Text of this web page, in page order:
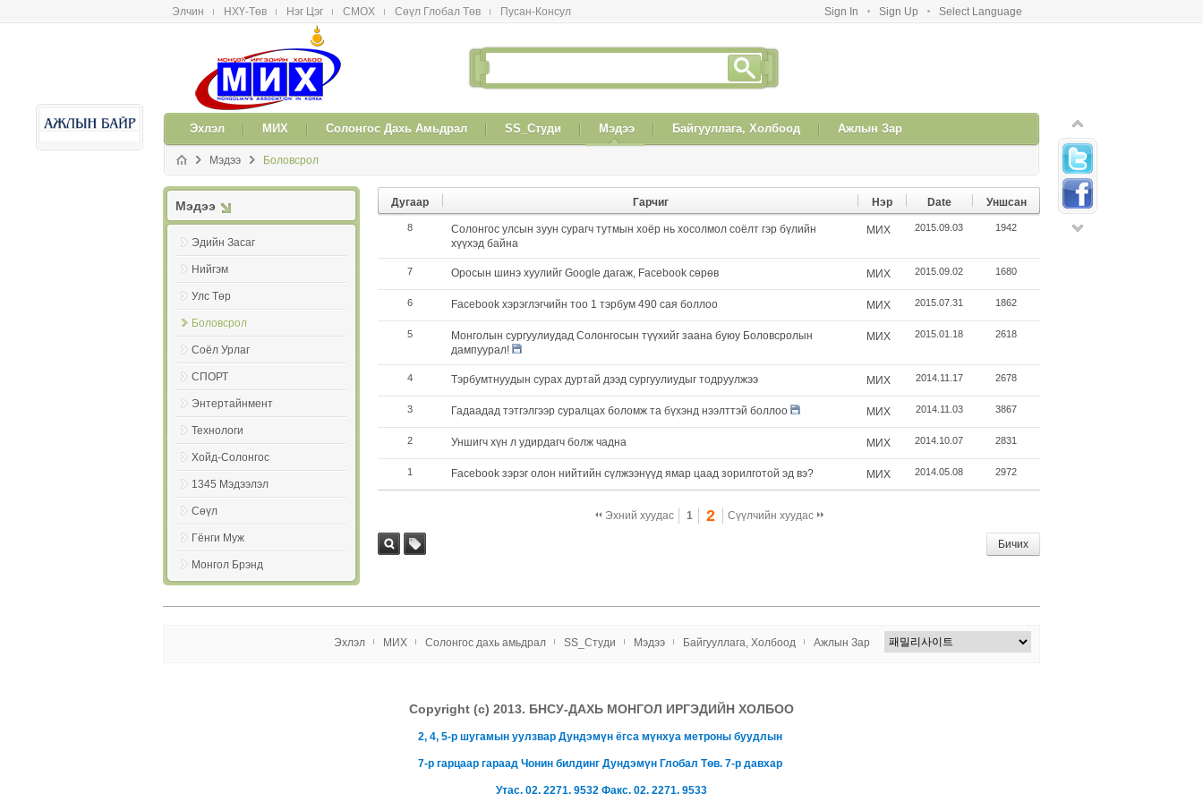
Элчин НХҮ-Төв Нэг Цэг СМОX Сөүл Глобал Төв Пусан-Консул Sign In Sign Up Select Language
Эxлэл МИX Солонгос Даxь Амьдрал SS_Студи Мэдээ Байгууллага, Холбоод Ажлын Зар
Мэдээ Боловсрол
Мэдээ
Эдийн Засаг
Нийгэм
Улс Төр
Боловсрол
Соёл Урлаг
СПОРТ
Энтертайнмент
Технологи
Хойд-Солонгос
1345 Мэдээлэл
Сөүл
Гёнги Муж
Монгол Брэнд
Дугаар Гарчиг Нэр Date Уншсан
8
Солонгос улсын зуун сурагч тутмын хоёр нь хосолмол соёлт гэр бүлийн
хүүхэд байна
МИX 2015.09.03 1942
7 Оросын шинэ хуулийг Google дагаж, Facebook сөрөв МИX 2015.09.02 1680
6 Facebook хэрэглэгчийн тоо 1 тэрбум 490 сая боллоо МИX 2015.07.31 1862
5
Монголын сургуулиудад Солонгосын түүхийг заана буюу Боловсролын
дампуурал!
МИX 2015.01.18 2618
4 Тэрбумтнуудын сурах дуртай дээд сургуулиудыг тодруулжээ МИX 2014.11.17 2678
3 Гадаадад тэтгэлгээр суралцах боломж та бүхэнд нээлттэй боллоо МИX 2014.11.03 3867
2 Уншигч хүн л удирдагч болж чадна МИX 2014.10.07 2831
1 Facebook зэрэг олон нийтийн сүлжээнүүд ямар цаад зорилготой эд вэ? МИX 2014.05.08 2972
Эхний хуудас 1 2 Сүүлчийн хуудас
Бичих
Эxлэл МИX Солонгос даxь амьдрал SS_Студи Мэдээ Байгууллага, Холбоод Ажлын Зар
Copyright (c) 2013. БНСУ-ДАХЬ МОНГОЛ ИРГЭДИЙН ХОЛБОО
2, 4, 5-р шугамын уулзвар Дундэмүн ёгса мүнхуа метроны буудлын
7-р гарцаар гараад Чонин билдинг Дундэмүн Глобал Төв. 7-р давхар
Утас. 02. 2271. 9532 Факс. 02. 2271. 9533